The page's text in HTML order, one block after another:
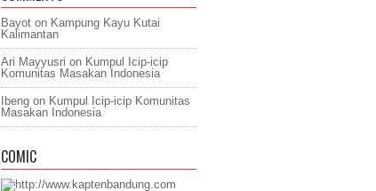
Bayot on Kampung Kayu Kutai
Kalimantan
Ari Mayyusri on Kumpul Icip-icip
Komunitas Masakan Indonesia
Ibeng on Kumpul Icip-icip Komunitas
Masakan Indonesia
COMIC